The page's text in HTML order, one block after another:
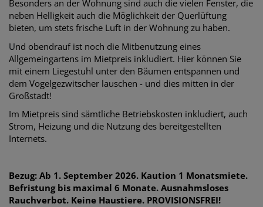
Besonders an der Wohnung sind auch die vielen Fenster, die
neben Helligkeit auch die Möglichkeit der Querlüftung
bieten, um stets frische Luft in der Wohnung zu haben.
Und obendrauf ist noch die Mitbenutzung eines
Allgemeingartens im Mietpreis inkludiert. Hier können Sie
mit einem Liegestuhl unter den Bäumen entspannen und
dem Vogelgezwitscher lauschen - und dies mitten in der
Großstadt!
Im Mietpreis sind sämtliche Betriebskosten inkludiert, auch
Strom, Heizung und die Nutzung des bereitgestellten
Internets.
Bezug: Ab 1. September 2026. Kaution 1 Monatsmiete.
Befristung bis maximal 6 Monate. Ausnahmsloses
Rauchverbot. Keine Haustiere. PROVISIONSFREI!